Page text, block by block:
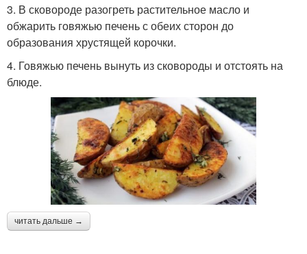
3. В сковороде разогреть растительное масло и
обжарить говяжью печень с обеих сторон до
образования хрустящей корочки.
4. Говяжью печень вынуть из сковороды и отстоять на
блюде.
читать дальше →